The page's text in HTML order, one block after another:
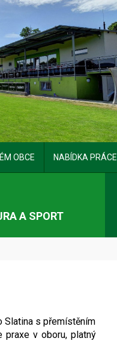
OBCE NABÍDKA PRÁCE
A SPORT
s přemístěním
praxe v oboru, platný